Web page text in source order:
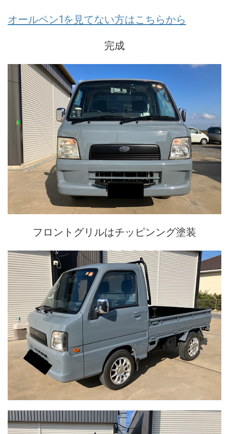
オールペン1を見てない方はこちらから
完成
フロントグリルはチッピンング塗装